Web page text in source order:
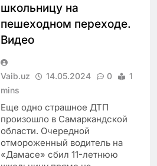
школьницу на
пешеходном переходе.
Видео
Vaib.uz 14.05.2024 0
1
mins
Еще одно страшное ДТП
произошло в Самаркандской
области. Очередной
отмороженный водитель на
«Дамасе» сбил 11-летнюю